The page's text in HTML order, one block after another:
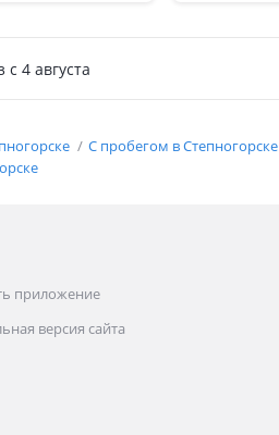
и по ходовке
и
c 4 августа
С пробегом в Степногорске
приложение
версия сайта